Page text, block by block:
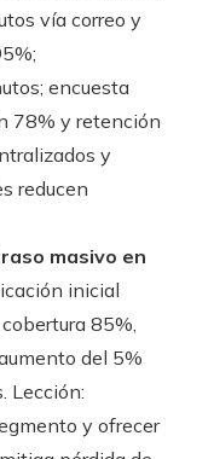
vía correo y
encuesta
78% y retención
y
reducen
masivo en
inicial
85%,
del 5%
Lección:
y ofrecer